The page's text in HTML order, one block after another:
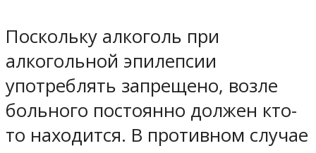
Поскольку алкоголь при
алкогольной эпилепсии
употреблять запрещено, возле
больного постоянно должен кто-
то находится. В противном случае